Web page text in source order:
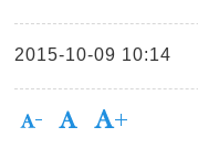
2015-10-09 10:14